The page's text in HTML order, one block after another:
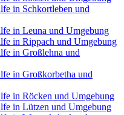
in Schkortleben und
in Leuna und Umgebung
in Rippach und Umgebung
in Großlehna und
in Großkorbetha und
in Röcken und Umgebung
in Lützen und Umgebung